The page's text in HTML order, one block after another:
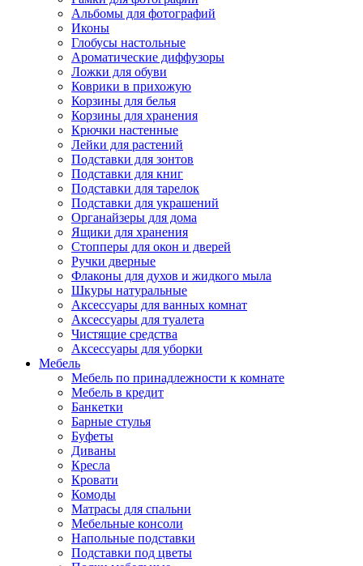
Альбомы для фотографий
Иконы
Глобусы настольные
Ароматические диффузоры
Ложки для обуви
Коврики в прихожую
Корзины для белья
Корзины для хранения
Крючки настенные
Лейки для растений
Подставки для зонтов
Подставки для книг
Подставки для тарелок
Подставки для украшений
Органайзеры для дома
Ящики для хранения
Стопперы для окон и дверей
Ручки дверные
Флаконы для духов и жидкого мыла
Шкуры натуральные
Аксессуары для ванных комнат
Аксессуары для туалета
Чистящие средства
Аксессуары для уборки
Мебель
Мебель по принадлежности к комнате
Мебель в кредит
Банкетки
Барные стулья
Буфеты
Диваны
Кресла
Кровати
Комоды
Матрасы для спальни
Мебельные консоли
Напольные подставки
Подставки под цветы